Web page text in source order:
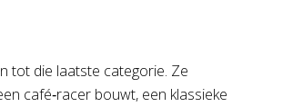
tot die laatste categorie. Ze
café‑racer bouwt, een klassieke